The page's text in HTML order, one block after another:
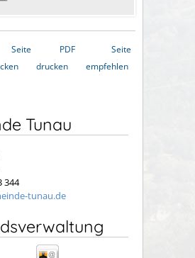
Seite
PDF
drucken
Seite
empfehlen
Tunau
344
tunau.de